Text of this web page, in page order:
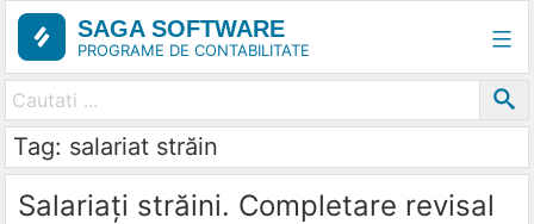
Skip
content
SAGA SOFTWARE
PROGRAME DE CONTABILITATE
Tag: salariat străin
Salariați străini. Completare revisal